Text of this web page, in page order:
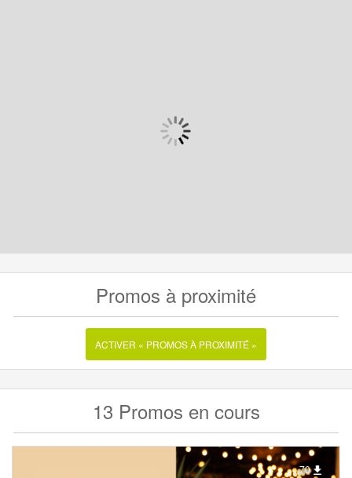
Promos à proximité
ACTIVER « PROMOS À PROXIMITÉ »
13 Promos en cours
70